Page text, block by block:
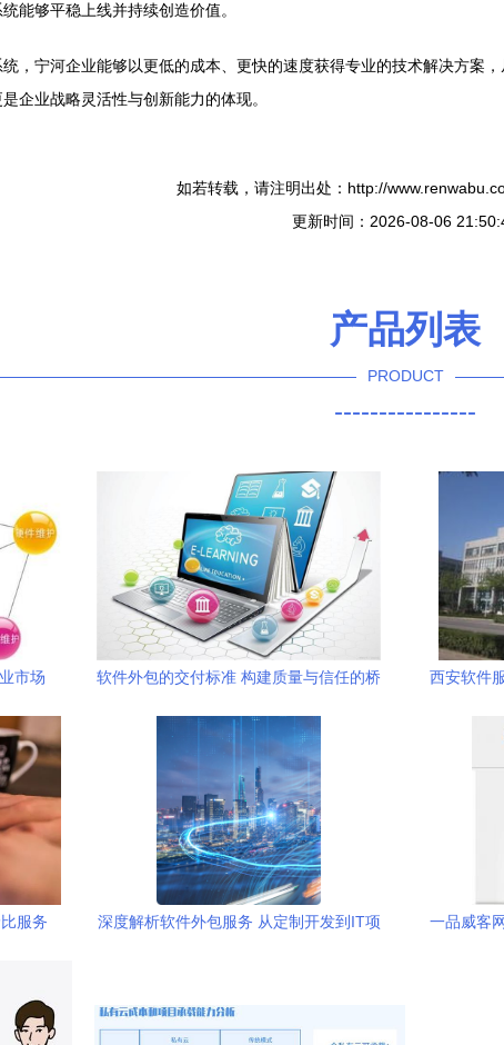
能够平稳上线并持续创造价值。
，宁河企业能够以更低的成本、更快的速度获得专业的技术解决方案
企业战略灵活性与创新能力的体现。
如若转载，请注明出处：http://
更新时间：2026-08-06
产品列表
PRODUCT
----------------
市场
软件外包的交付标准 构建质量与信任的桥
西安软件
服务
深度解析软件外包服务 从定制开发到IT项
一品威客